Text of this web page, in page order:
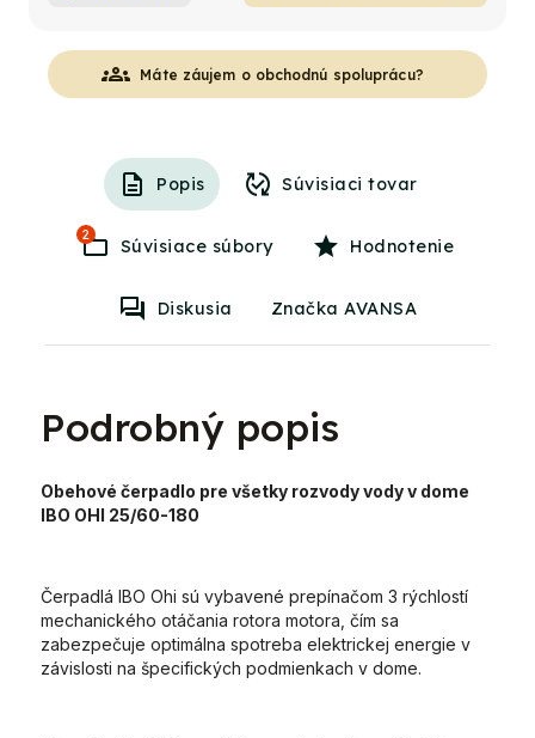
groups Máte záujem o obchodnú spoluprácu?
Popis Súvisiaci tovar
2
Súvisiace súbory Hodnotenie
Diskusia Značka AVANSA
Podrobný popis
Obehové čerpadlo pre všetky rozvody vody v dome
IBO OHI 25/60-180
Čerpadlá IBO Ohi sú vybavené prepínačom 3 rýchlostí
mechanického otáčania rotora motora, čím sa
zabezpečuje optimálna spotreba elektrickej energie v
závislosti na špecifických podmienkach v dome.